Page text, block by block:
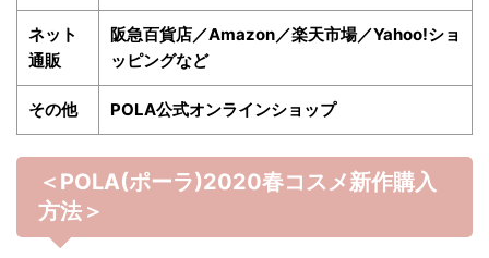
ネット
通販
阪急百貨店／Amazon／楽天市場／Yahoo!ショ
ッピングなど
その他 POLA公式オンラインショップ
＜POLA(ポーラ)2020春コスメ新作購入
方法＞